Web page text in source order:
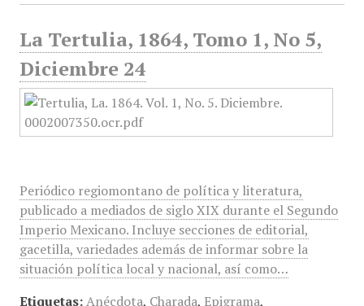
La Tertulia, 1864, Tomo 1, No 5,
Diciembre 24
Periódico regiomontano de política y literatura,
publicado a mediados de siglo XIX durante el Segundo
Imperio Mexicano. Incluye secciones de editorial,
gacetilla, variedades además de informar sobre la
situación política local y nacional, así como…
Etiquetas: Anécdota, Charada, Epigrama,